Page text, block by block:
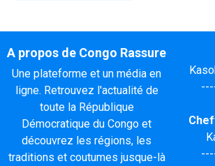
A propos de Congo Rassure
Une plateforme et un média en
ligne. Retrouvez l'actualité de
toute la République
Démocratique du Congo et
découvrez les régions, les
traditions et coutumes jusque-là